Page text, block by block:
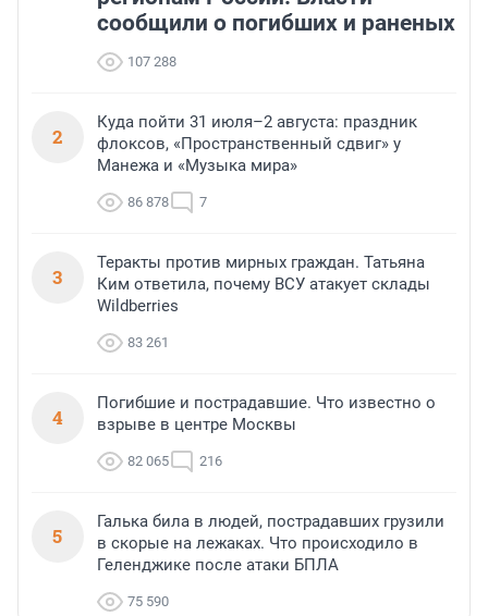
сообщили о погибших и раненых
107 288
2
Куда пойти 31 июля–2 августа: праздник
флоксов, «Пространственный сдвиг» у
Манежа и «Музыка мира»
86 878 7
3
Теракты против мирных граждан. Татьяна
Ким ответила, почему ВСУ атакует склады
Wildberries
83 261
4
Погибшие и пострадавшие. Что известно о
взрыве в центре Москвы
82 065 216
5
Галька била в людей, пострадавших грузили
в скорые на лежаках. Что происходило в
Геленджике после атаки БПЛА
75 590